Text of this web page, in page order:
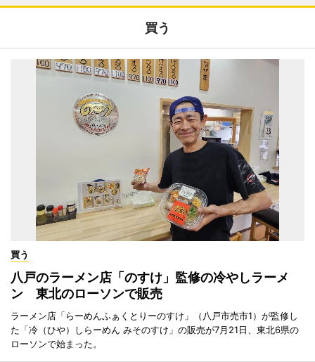
買う
買う
八戸のラーメン店「のすけ」監修の冷やしラーメ
ン 東北のローソンで販売
ラーメン店「らーめんふぁくとりーのすけ」（八戸市売市1）が監修し
た「冷（ひや）しらーめん みそのすけ」の販売が7月21日、東北6県の
ローソンで始まった。